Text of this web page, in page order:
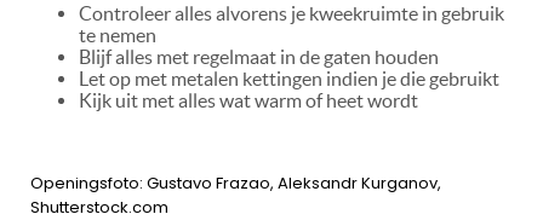
Controleer alles alvorens je kweekruimte in gebruik
te nemen
Blijf alles met regelmaat in de gaten houden
Let op met metalen kettingen indien je die gebruikt
Kijk uit met alles wat warm of heet wordt
Openingsfoto: Gustavo Frazao, Aleksandr Kurganov,
Shutterstock.com